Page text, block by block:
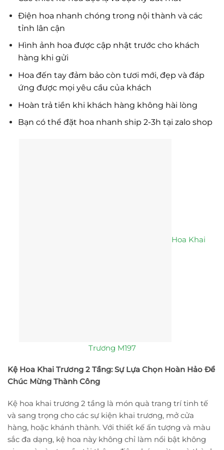
Điện hoa nhanh chóng trong nội thành và các
tỉnh lân cận
Hình ảnh hoa được cập nhật trước cho khách
hàng khi gửi
Hoa đến tay đảm bảo còn tươi mới, đẹp và đáp
ứng được mọi yêu cầu của khách
Hoàn trả tiền khi khách hàng không hài lòng
Bạn có thể đặt hoa nhanh ship 2-3h tại zalo shop
Hoa Khai
Trương M197
Kệ Hoa Khai Trương 2 Tầng: Sự Lựa Chọn Hoàn Hảo Để
Chúc Mừng Thành Công
Kệ hoa khai trương 2 tầng là món quà trang trí tinh tế
và sang trọng cho các sự kiện khai trương, mở cửa
hàng, hoặc khánh thành. Với thiết kế ấn tượng và màu
sắc đa dạng, kệ hoa này không chỉ làm nổi bật không